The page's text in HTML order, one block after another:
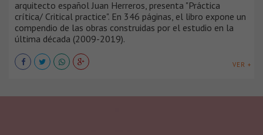
arquitecto español Juan Herreros, presenta "Práctica
crítica/ Critical practice". En 346 páginas, el libro expone un
compendio de las obras construidas por el estudio en la
última década (2009-2019).
VER +